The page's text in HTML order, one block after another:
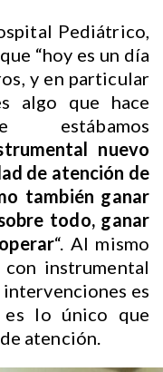
Pediátrico,
“hoy es un día
y en particular
algo que hace
estábamos
nuevo
de atención de
también ganar
todo, ganar
“. Al mismo
instrumental
intervenciones es
es lo único que
atención.